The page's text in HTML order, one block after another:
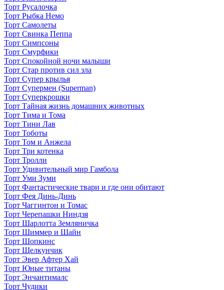
Торт Русалочка
Торт Рыбка Немо
Торт Самолеты
Торт Свинка Пеппа
Торт Симпсоны
Торт Смурфики
Торт Спокойной ночи малыши
Торт Стар против сил зла
Торт Супер крылья
Торт Супермен (Superman)
Торт Суперкрошки
Торт Тайная жизнь домашних животных
Торт Тима и Тома
Торт Тини Лав
Торт Тоботы
Торт Том и Анжела
Торт Три котенка
Торт Тролли
Торт Удивительный мир Гамбола
Торт Уми Зуми
Торт Фантастические твари и где они обитают
Торт Фея Динь-Динь
Торт Чаггинтон и Томас
Торт Черепашки Ниндзя
Торт Шарлотта Земляничка
Торт Шиммер и Шайн
Торт Шопкинс
Торт Щелкунчик
Торт Эвер Афтер Хай
Торт Юные титаны
Торт Энчантималс
Торт Чудики